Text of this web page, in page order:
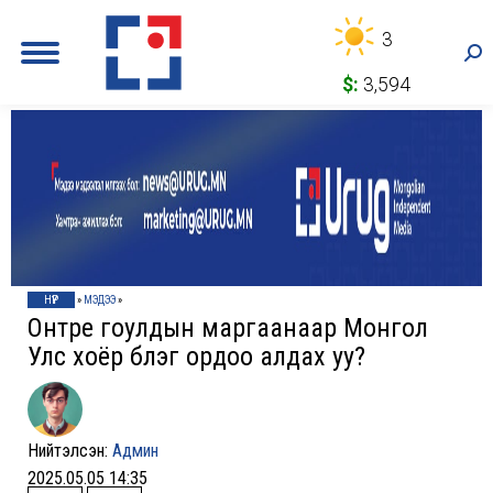
3
$: 3,594
НҮҮР » МЭДЭЭ»
Онтре гоулдын маргаанаар Монгол
Улс хоёр бүлэг ордоо алдах уу?
Нийтэлсэн: Админ
2025.05.05 14:35